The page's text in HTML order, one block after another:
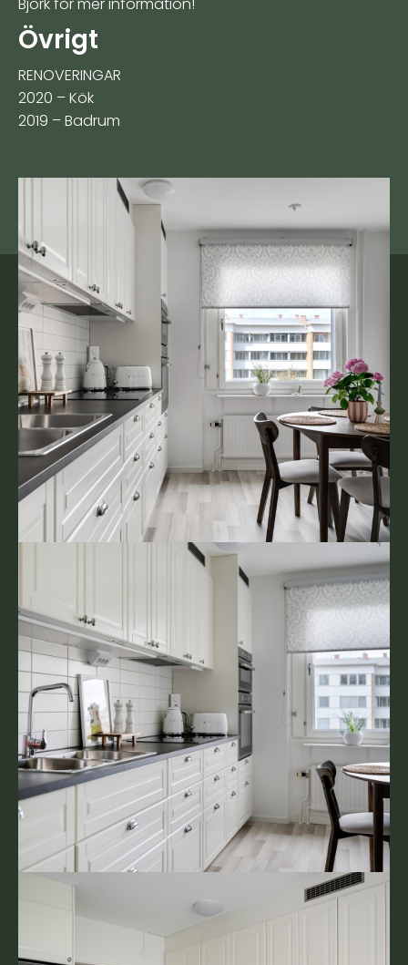
Övrigt
RENOVERINGAR
2020 – Kök
2019 – Badrum